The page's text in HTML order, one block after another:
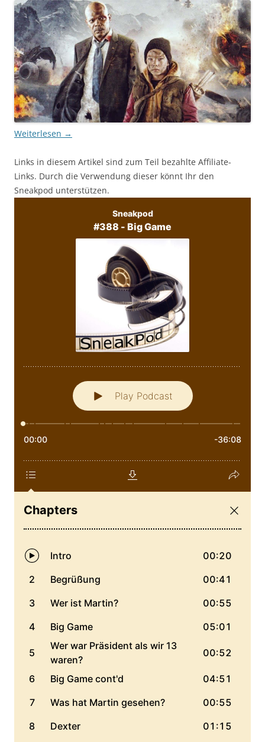
Weiterlesen →
Links in diesem Artikel sind zum Teil bezahlte Affiliate-
Links. Durch die Verwendung dieser könnt Ihr den
Sneakpod unterstützen.